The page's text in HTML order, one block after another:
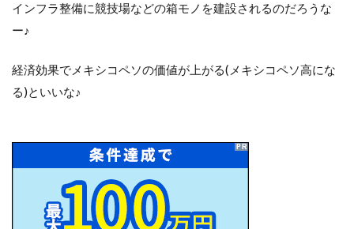
インフラ整備に競技場などの箱モノを建設されるのだろうな
ー♪
経済効果でメキシコペソの価値が上がる(メキシコペソ高にな
る)といいな♪